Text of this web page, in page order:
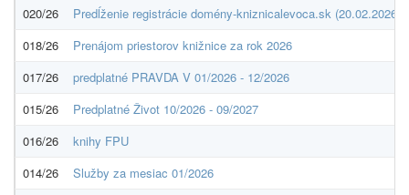
020/26
Predĺženie registrácie domény-kniznicalevoca.sk (20.02.2026-
018/26
Prenájom priestorov knižnice za rok 2026
017/26
predplatné PRAVDA V 01/2026 - 12/2026
015/26
Predplatné Život 10/2026 - 09/2027
016/26
knihy FPU
014/26
Služby za mesiac 01/2026